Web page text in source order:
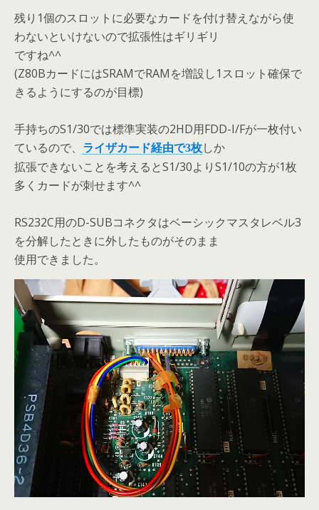
残り1個のスロットに必要なカードを付け替えながら使
わないといけないので拡張性はギリギリ
ですね^^
(Z80BカードにはSRAMでRAMを増設し1スロット確保で
きるようにするのが目標)
手持ちのS1/30では標準実装の2HD用FDD-I/Fが一枚付い
ているので、
ライザカード経由で3枚しか
拡張できないことを考えるとS1/30よりS1/10の方が1枚
多くカードが刺せます^^
RS232C用のD-SUBコネクタはベーシックマスタレベル3
を分解したときに外したものがそのまま
使用できました。